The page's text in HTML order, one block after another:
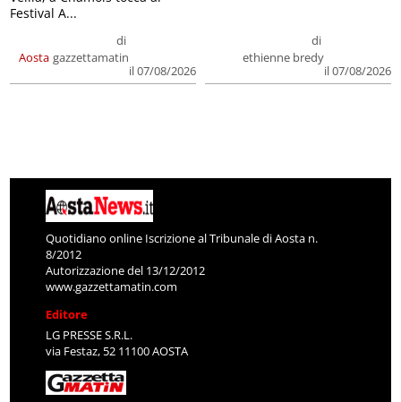
Aosta
di
gazzettamatin
il 07/08/2026
Festival A...
di
ethienne bredy
il 07/08/2026
Quotidiano online Iscrizione al Tribunale di Aosta n.
8/2012
Autorizzazione del 13/12/2012
www.gazzettamatin.com
Editore
LG PRESSE S.R.L.
via Festaz, 52 11100 AOSTA